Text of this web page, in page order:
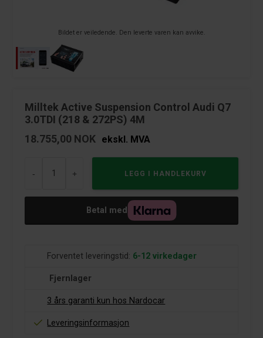
Bildet er veiledende. Den leverte varen kan avvike.
Milltek Active Suspension Control Audi Q7
3.0TDI (218 & 272PS) 4M
18.755,00 NOK ekskl. MVA
- +
Betal med
Forventet leveringstid: 6-12 virkedager
Fjernlager
3 års garanti kun hos Nardocar
Leveringsinformasjon